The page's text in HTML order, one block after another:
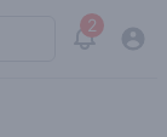
2
View